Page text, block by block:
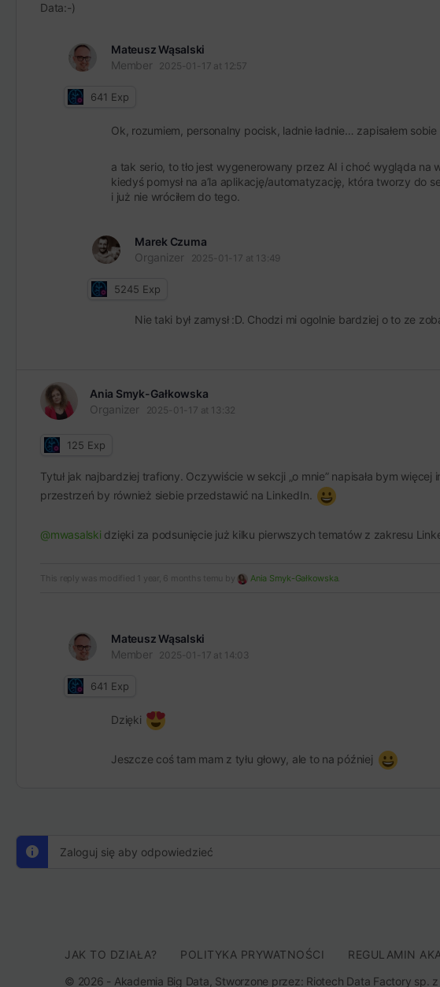
Data:-)
Mateusz Wąsalski
Member
2025-01-17 at 12:57
641 Exp
Ok, rozumiem, personalny pocisk, ladnie ładnie… zapisałem sobie
a tak serio, to tło jest wygenerowany przez AI i choć wygląda na
kiedyś pomysł na a’la aplikację/automatyzację, która tworzy do
i już nie wróciłem do tego.
Marek Czuma
Organizer
2025-01-17 at 13:49
5245 Exp
Nie taki był zamysł :D. Chodzi mi ogolnie bardziej o to ze
Ania Smyk-Gałkowska
Organizer
2025-01-17 at 13:32
125 Exp
Tytuł jak najbardziej trafiony. Oczywiście w sekcji „o mnie” napisała bym
przestrzeń by również siebie przedstawić na LinkedIn.
@mwasalski dzięki za podsunięcie już kilku pierwszych tematów z zakresu
This reply was modified 1 year, 6 months temu by Ania Smyk-Gałkowska.
Mateusz Wąsalski
Member
2025-01-17 at 14:03
641 Exp
Dzięki
Jeszcze coś tam mam z tyłu głowy, ale to na później
Zaloguj się aby odpowiedzieć
JAK TO DZIAŁA? POLITYKA PRYWATNOŚCI REGULAMIN
© 2026 - Akademia Big Data, Stworzone przez: Riotech Data Factory sp. z